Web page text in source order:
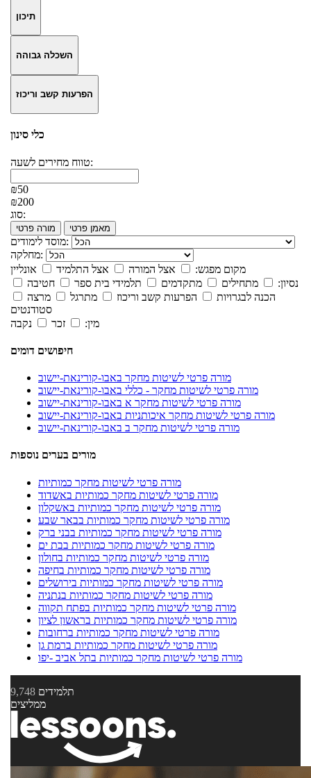
תיכון
השכלה גבוהה
הפרעות קשב וריכוז
כלי סינון
טווח מחירים לשעה:
₪50
₪200
סוג:
מורה פרטי מאמן פרטי
מוסד לימודים:
מחלקה:
מקום מפגש:
אצל המורה אצל התלמיד
אונליין
נסיון:
מתחילים מתקדמים תלמידי בית ספר
חטיבה
הכנה לבגרויות
הפרעות קשב וריכוז מתרגל
מרצה
סטודנטים
מין:
זכר נקבה
חיפושים דומים
מורה פרטי לשיטות מחקר באבו-קורינאת-יישוב
מורה פרטי לשיטות מחקר - כללי באבו-קורינאת-יישוב
מורה פרטי לשיטות מחקר א באבו-קורינאת-יישוב
מורה פרטי לשיטות מחקר איכותניות באבו-קורינאת-יישוב
מורה פרטי לשיטות מחקר ב באבו-קורינאת-יישוב
מורים בערים נוספות
מורה פרטי לשיטות מחקר כמותיות
מורה פרטי לשיטות מחקר כמותיות באשדוד
מורה פרטי לשיטות מחקר כמותיות באשקלון
מורה פרטי לשיטות מחקר כמותיות בבאר שבע
מורה פרטי לשיטות מחקר כמותיות בבני ברק
מורה פרטי לשיטות מחקר כמותיות בבת ים
מורה פרטי לשיטות מחקר כמותיות בחולון
מורה פרטי לשיטות מחקר כמותיות בחיפה
מורה פרטי לשיטות מחקר כמותיות בירושלים
מורה פרטי לשיטות מחקר כמותיות בנתניה
מורה פרטי לשיטות מחקר כמותיות בפתח תקווה
מורה פרטי לשיטות מחקר כמותיות בראשון לציון
מורה פרטי לשיטות מחקר כמותיות ברחובות
מורה פרטי לשיטות מחקר כמותיות ברמת גן
מורה פרטי לשיטות מחקר כמותיות בתל אביב -יפו
9,748 תלמידים
ממליצים